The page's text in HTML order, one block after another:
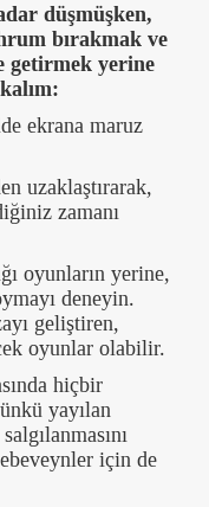
düşmüşken,
bırakmak ve
getirmek yerine
ekrana maruz
uzaklaştırarak,
zamanı
oyunların yerine,
deneyin.
geliştiren,
oyunlar olabilir.
hiçbir
yayılan
için de